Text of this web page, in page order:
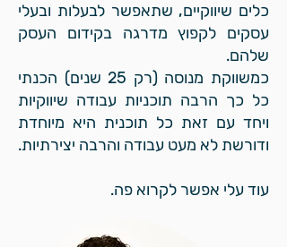
כלים שיווקיים, שתאפשר לבעלות ובעלי
עסקים לקפוץ מדרגה בקידום העסק
שלהם.
כמשווקת מנוסה (רק 25 שנים) הכנתי
כל כך הרבה תוכניות עבודה שיווקיות
ויחד עם זאת כל תוכנית היא מיוחדת
ודורשת לא מעט עבודה והרבה יצירתיות.
עוד עלי אפשר לקרוא פה.